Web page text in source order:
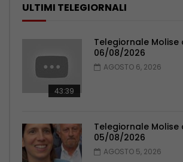
ULTIMI TELEGIORNALI
43:39
Telegiornale Molise
06/08/2026
AGOSTO 6, 2026
Telegiornale Molise
05/08/2026
AGOSTO 5, 2026